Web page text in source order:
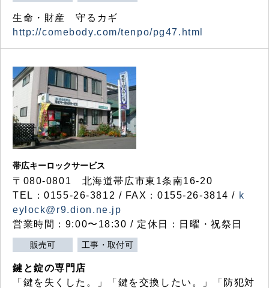
生命・財産 守るカギ
http://comebody.com/tenpo/pg47.html
帯広キーロックサービス
〒080-0801 北海道帯広市東1条南16-20
TEL：0155-26-3812 / FAX：0155-26-3814 / k
eylock@r9.dion.ne.jp
営業時間：9:00〜18:30 / 定休日：日曜・祝祭日
販売可 工事・取付可
鍵と錠の専門店
「鍵を失くした。」「鍵を交換したい。」「防犯対